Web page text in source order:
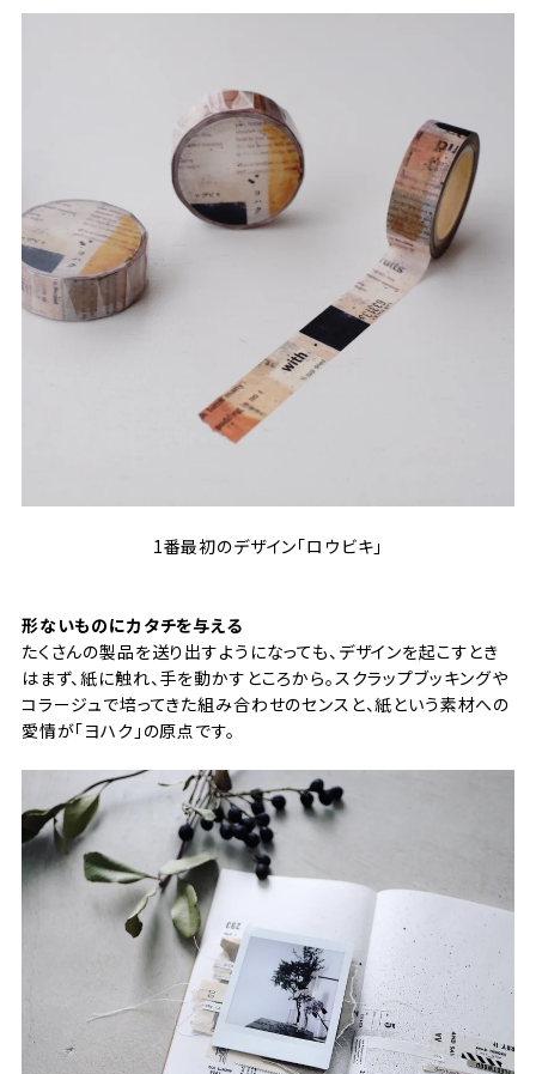
1番最初のデザイン「ロウビキ」
形ないものにカタチを与える
たくさんの製品を送り出すようになっても、デザインを起こすとき
はまず、紙に触れ、手を動かすところから。スクラップブッキングや
コラージュで培ってきた組み合わせのセンスと、紙という素材への
愛情が「ヨハク」の原点です。